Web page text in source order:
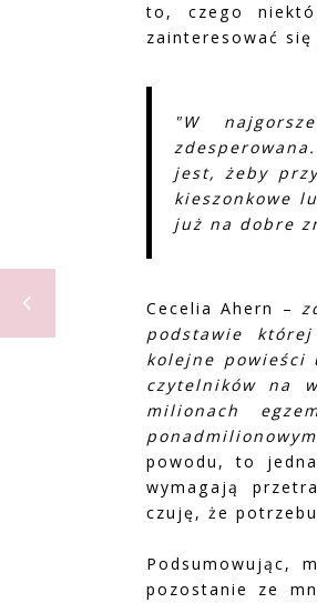
to, czego
zainteresować
"W
jest, żeby
kieszonkowe
już na dobre
Cecelia Ahern –
podstawie
kolejne powieści
czytelników na
milionach
powodu, to
wymagają
czuję, że
Podsumowując,
pozostanie ze